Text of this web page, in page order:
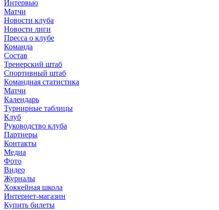
Интервью
Матчи
Новости клуба
Новости лиги
Пресса о клубе
Команда
Состав
Тренерский штаб
Спортивный штаб
Командная статистика
Матчи
Календарь
Турнирные таблицы
Клуб
Руководство клуба
Партнеры
Контакты
Медиа
Фото
Видео
Журналы
Хоккейная школа
Интернет-магазин
Купить билеты